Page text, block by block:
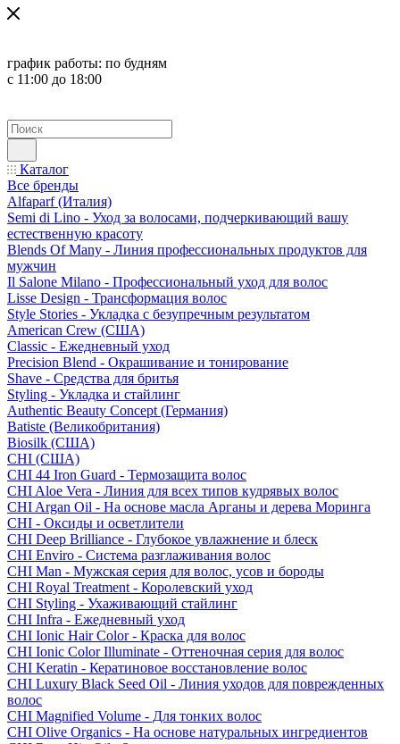
график работы: по будням
с 11:00 до 18:00
Каталог
Все бренды
Alfaparf (Италия)
Semi di Lino - Уход за волосами, подчеркивающий вашу
естественную красоту
Blends Of Many - Линия профессиональных продуктов для
мужчин
Il Salone Milano - Профессиональный уход для волос
Lisse Design - Трансформация волос
Style Stories - Укладка с безупречным результатом
American Crew (США)
Classic - Ежедневный уход
Precision Blend - Окрашивание и тонирование
Shave - Средства для бритья
Styling - Укладка и стайлинг
Authentic Beauty Concept (Германия)
Batiste (Великобритания)
Biosilk (США)
CHI (США)
CHI 44 Iron Guard - Термозащита волос
CHI Aloe Vera - Линия для всех типов кудрявых волос
CHI Argan Oil - На основе масла Арганы и дерева Моринга
CHI - Оксиды и осветлители
CHI Deep Brilliance - Глубокое увлажнение и блеск
CHI Enviro - Система разглаживания волос
CHI Man - Мужская серия для волос, усов и бороды
CHI Royal Treatment - Королевский уход
CHI Styling - Ухаживающий стайлинг
CHI Infra - Ежедневный уход
CHI Ionic Hair Color - Краска для волос
CHI Ionic Color Illuminate - Оттеночная серия для волос
CHI Keratin - Кератиновое восстановление волос
CHI Luxury Black Seed Oil - Линия уходов для поврежденных
волос
CHI Magnified Volume - Для тонких волос
CHI Olive Organics - На основе натуральных ингредиентов